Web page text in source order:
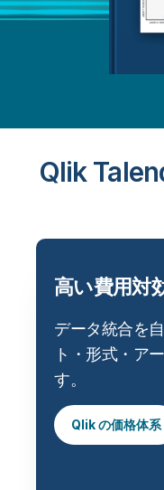
Qlik
高い費用対
データ統合を
ト・形式・ア
す。
Qlik の価格体系